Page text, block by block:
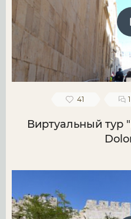
41 1
Виртуальный тур